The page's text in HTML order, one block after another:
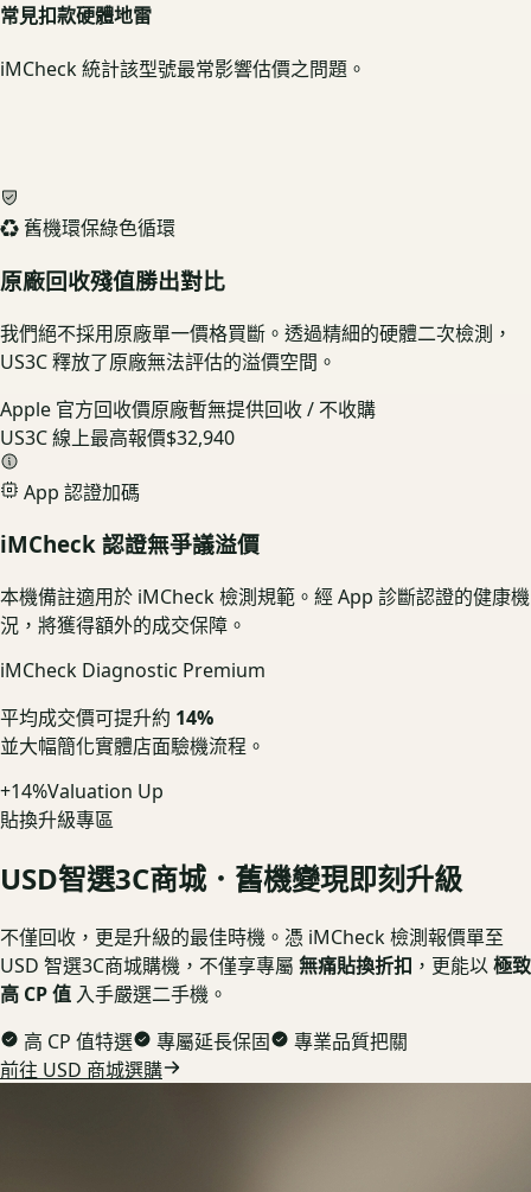
常見扣款硬體地雷
iMCheck 統計該型號最常影響估價之問題。
♻️ 舊機環保綠色循環
原廠回收殘值勝出對比
我們絕不採用原廠單一價格買斷。透過精細的硬體二次檢測，
US3C 釋放了原廠無法評估的溢價空間。
Apple 官方回收價原廠暫無提供回收 / 不收購
US3C 線上最高報價$32,940
App 認證加碼
iMCheck 認證無爭議溢價
本機備註適用於 iMCheck 檢測規範。經 App 診斷認證的健康機
況，將獲得額外的成交保障。
iMCheck Diagnostic Premium
平均成交價可提升約 14%
並大幅簡化實體店面驗機流程。
+14%Valuation Up
貼換升級專區
USD智選3C商城．舊機變現即刻升級
不僅回收，更是升級的最佳時機。憑 iMCheck 檢測報價單至
USD 智選3C商城購機，不僅享專屬 無痛貼換折扣 ，更能以極致
高 CP 值 入手嚴選二手機。
高 CP 值特選
專屬延長保固
專業品質把關
前往 USD 商城選購